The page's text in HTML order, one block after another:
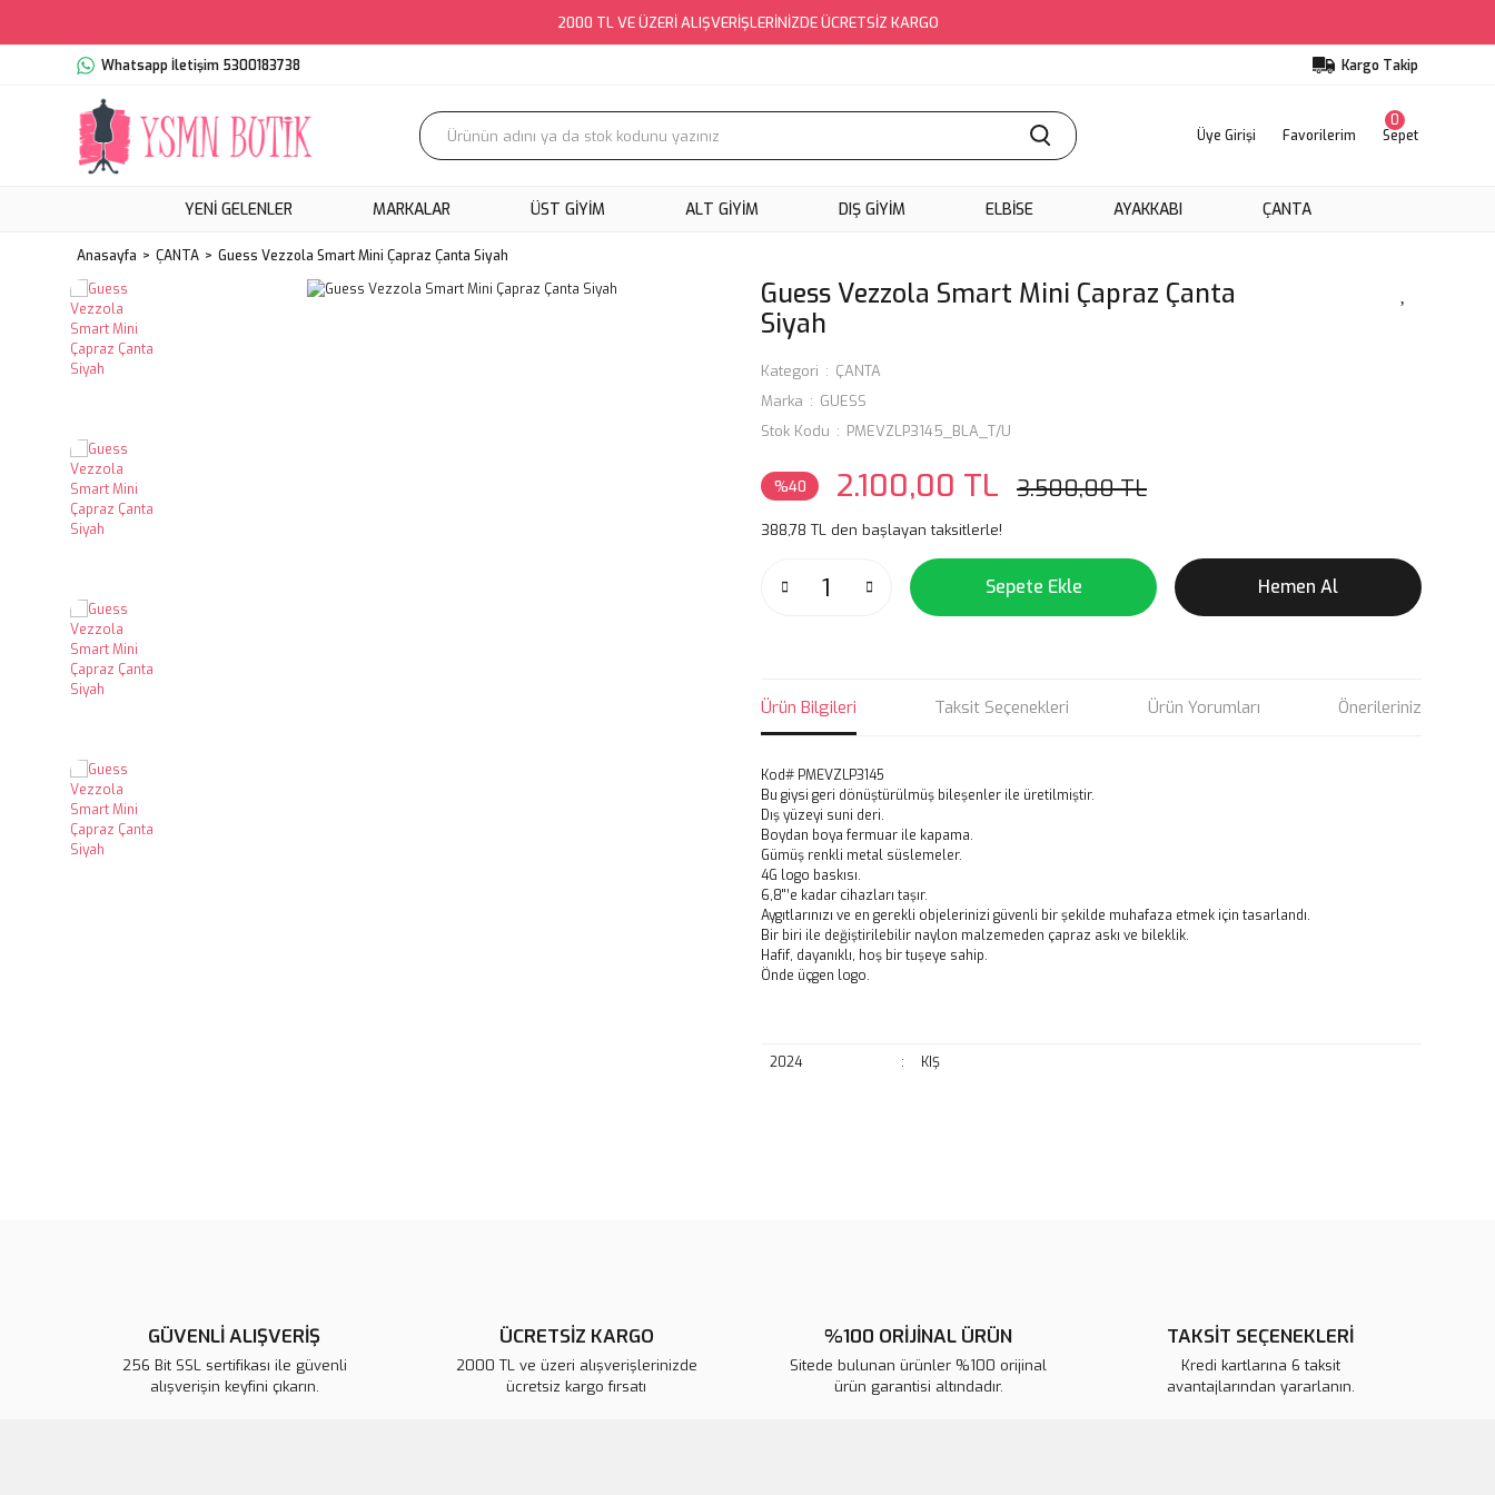
2000 TL VE ÜZERİ ALIŞVERİŞLERİNİZDE ÜCRETSİZ KARGO
Whatsapp İletişim 5300183738 Kargo Takip
Üye Girişi Favorilerim Sepet
0
YENI GELENLER MARKALAR ÜST GİYİM ALT GİYİM DIŞ GİYİM ELBİSE AYAKKABI ÇANTA
Anasayfa ÇANTA Guess Vezzola Smart Mini Çapraz Çanta Siyah
Guess Vezzola Smart Mini Çapraz Çanta
Siyah
Kategori
ÇANTA
Marka
GUESS
Stok Kodu
PMEVZLP3145_BLA_T/U
%40 2.100,00 TL 3.500,00 TL
388,78 TL den başlayan taksitlerle!
Sepete Ekle Hemen Al
Ürün Bilgileri Taksit Seçenekleri Ürün Yorumları Önerileriniz
Kod# PMEVZLP3145
Bu giysi geri dönüştürülmüş bileşenler ile üretilmiştir.
Dış yüzeyi suni deri.
Boydan boya fermuar ile kapama.
Gümüş renkli metal süslemeler.
4G logo baskısı.
6,8''’e kadar cihazları taşır.
Aygıtlarınızı ve en gerekli objelerinizi güvenli bir şekilde muhafaza etmek için tasarlandı.
Bir biri ile değiştirilebilir naylon malzemeden çapraz askı ve bileklik.
Hafif, dayanıklı, hoş bir tuşeye sahip.
Önde üçgen logo.
2024 : KIŞ
Bu ürüne benzer farklı alternatifler olmalı.
GÜVENLİ ALIŞVERİŞ
256 Bit SSL sertifikası ile güvenli
alışverişin keyfini çıkarın.
ÜCRETSİZ KARGO
2000 TL ve üzeri alışverişlerinizde
ücretsiz kargo fırsatı
%100 ORİJİNAL ÜRÜN
Sitede bulunan ürünler %100 orijinal
ürün garantisi altındadır.
TAKSİT SEÇENEKLERİ
Kredi kartlarına 6 taksit
avantajlarından yararlanın.